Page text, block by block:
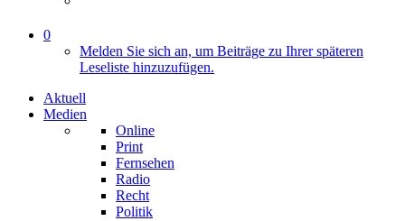
0
Melden Sie sich an, um Beiträge zu Ihrer späteren
Leseliste hinzuzufügen.
Aktuell
Medien
Online
Print
Fernsehen
Radio
Recht
Politik